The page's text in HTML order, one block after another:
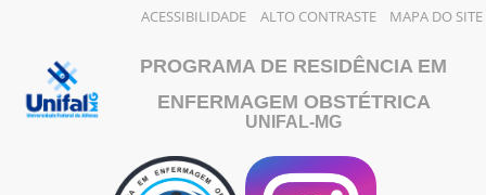
ACESSIBILIDADE ALTO CONTRASTE MAPA DO SITE
conteúdo
PROGRAMA DE RESIDÊNCIA EM
ENFERMAGEM OBSTÉTRICA
UNIFAL-MG